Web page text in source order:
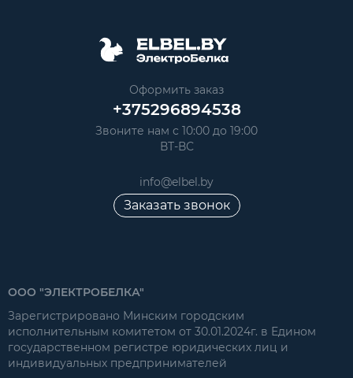
Оформить заказ
+375296894538
Звоните нам с 10:00 до 19:00
ВТ-ВС
info@elbel.by
Заказать звонок
ООО "ЭЛЕКТРОБЕЛКА"
Зарегистрировано Минским городским
исполнительным комитетом от 30.01.2024г. в Едином
государственном регистре юридических лиц и
индивидуальных предпринимателей